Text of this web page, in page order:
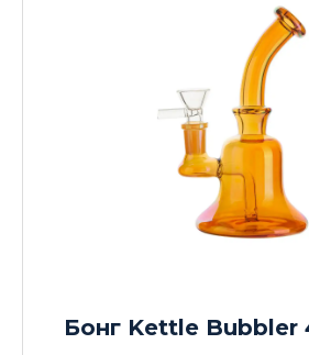
Бонг Kettle Bubbler